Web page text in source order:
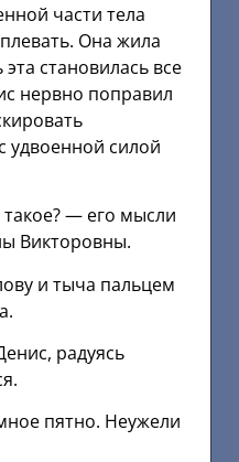
части тела
Она жила
становилась все
нервно поправил
силой
— его мысли
Викторовны.
и тыча пальцем
радуясь
пятно. Неужели